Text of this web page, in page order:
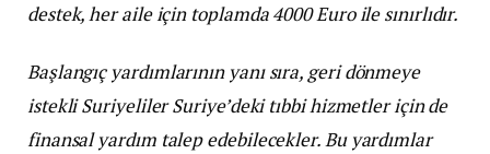
destek, her aile için toplamda 4000 Euro ile sınırlıdır.
Başlangıç yardımlarının yanı sıra, geri dönmeye
istekli Suriyeliler Suriye’deki tıbbi hizmetler için de
finansal yardım talep edebilecekler. Bu yardımlar